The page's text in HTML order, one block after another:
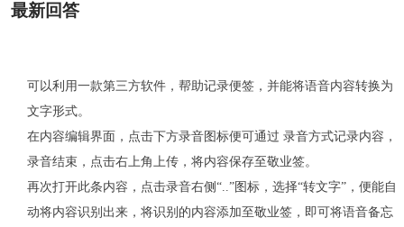
最新回答
可以利用一款第三方软件，帮助记录便签，并能将语音内容转换为
文字形式。
在内容编辑界面，点击下方录音图标便可通过 录音方式记录内容，
录音结束，点击右上角上传，将内容保存至敬业签。
再次打开此条内容，点击录音右侧“..”图标，选择“转文字”，便能自
动将内容识别出来，将识别的内容添加至敬业签，即可将语音备忘